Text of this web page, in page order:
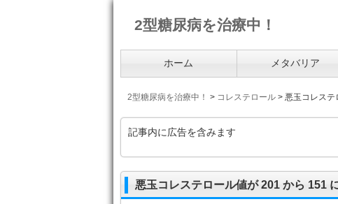
2型糖尿病を治療中！
ホーム メタバリア
2型糖尿病を治療中！ > コレステロール > 悪玉コレステ
記事内に広告を含みます
悪玉コレステロール値が 201 から 151